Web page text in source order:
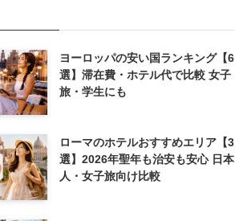
ヨーロッパの安い国ランキング【6
選】滞在費・ホテル代で比較 女子
旅・学生にも
ローマのホテルおすすめエリア【3
選】2026年聖年も治安も安心 日本
人・女子旅向け比較